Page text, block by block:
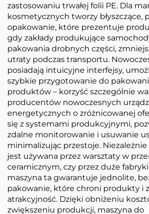
zastosowaniu trwałej folii PE. Dla
kosmetycznych tworzy błyszczące,
opakowanie, które prezentuje
gdy zakłady produkujące
pakowania drobnych części,
utraty podczas transportu.
posiadają intuicyjne interfejsy,
szybkie przygotowanie do
produktów – korzyść szczególnie
producentów nowoczesnych
energetycznych o zróżnicowanej
się z systemami produkcyjnymi,
zdalne monitorowanie i usuwanie
minimalizując przestoje.
jest używana przez warsztaty w
ceramicznym, czy przez duże
maszyna ta gwarantuje jednolite,
pakowanie, które chroni produkty i
atrakcyjność. Dzięki obniżeniu
zwiększeniu produkcji, maszyna do